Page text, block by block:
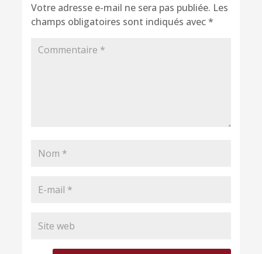
Votre adresse e-mail ne sera pas publiée. Les
champs obligatoires sont indiqués avec*